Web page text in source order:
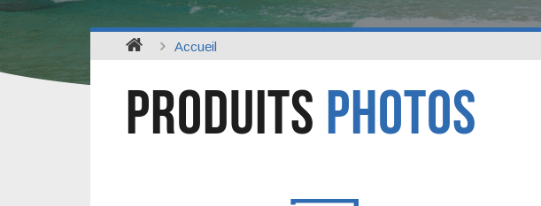
Accueil
PRODUITS PHOTOS